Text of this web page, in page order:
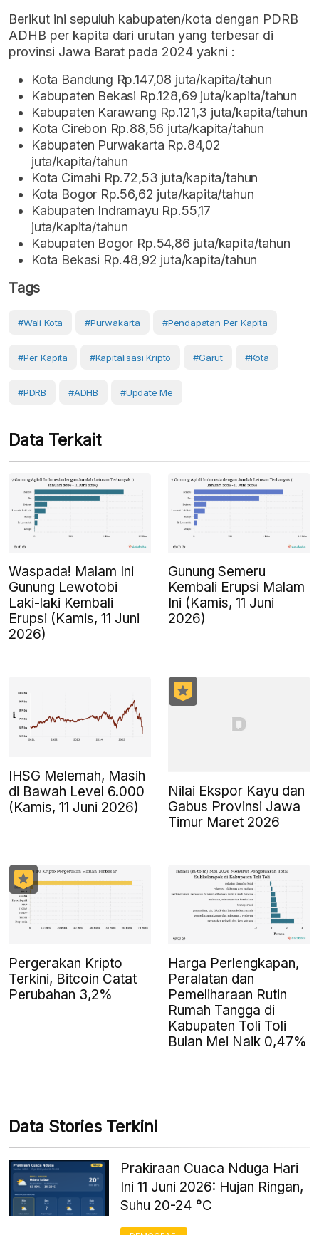
Berikut ini sepuluh kabupaten/kota dengan PDRB
ADHB per kapita dari urutan yang terbesar di
provinsi Jawa Barat pada 2024 yakni :
Kota Bandung Rp.147,08 juta/kapita/tahun
Kabupaten Bekasi Rp.128,69 juta/kapita/tahun
Kabupaten Karawang Rp.121,3 juta/kapita/tahun
Kota Cirebon Rp.88,56 juta/kapita/tahun
Kabupaten Purwakarta Rp.84,02
juta/kapita/tahun
Kota Cimahi Rp.72,53 juta/kapita/tahun
Kota Bogor Rp.56,62 juta/kapita/tahun
Kabupaten Indramayu Rp.55,17
juta/kapita/tahun
Kabupaten Bogor Rp.54,86 juta/kapita/tahun
Kota Bekasi Rp.48,92 juta/kapita/tahun
Tags
#wali Kota #Purwakarta #pendapatan Per Kapita
#Per Kapita #kapitalisasi Kripto #Garut #Kota
#PDRB #ADHB #Update Me
Data Terkait
Waspada! Malam Ini
Gunung Lewotobi
Laki-laki Kembali
Erupsi (Kamis, 11 Juni
2026)
Gunung Semeru
Kembali Erupsi Malam
Ini (Kamis, 11 Juni
2026)
IHSG Melemah, Masih
di Bawah Level 6.000
(Kamis, 11 Juni 2026)
Nilai Ekspor Kayu dan
Gabus Provinsi Jawa
Timur Maret 2026
Pergerakan Kripto
Terkini, Bitcoin Catat
Perubahan 3,2%
Harga Perlengkapan,
Peralatan dan
Pemeliharaan Rutin
Rumah Tangga di
Kabupaten Toli Toli
Bulan Mei Naik 0,47%
Data Stories Terkini
Prakiraan Cuaca Nduga Hari
Ini 11 Juni 2026: Hujan Ringan,
Suhu 20-24 °C